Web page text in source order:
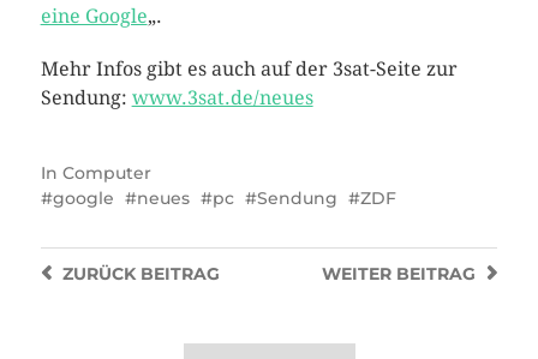
eine Google„.
Mehr Infos gibt es auch auf der 3sat-Seite zur
Sendung: www.3sat.de/neues
In Computer
google
neues pc Sendung ZDF
WEITER BEITRAG
ZURÜCKBEITRAG